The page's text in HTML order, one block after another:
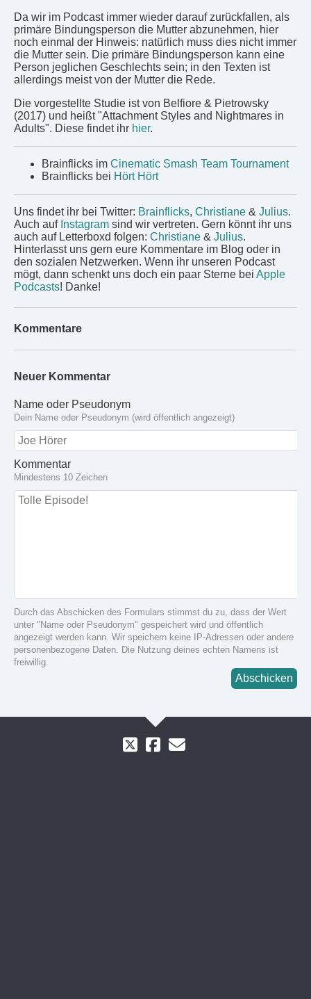
Da wir im Podcast immer wieder darauf zurückfallen, als
primäre Bindungsperson die Mutter abzunehmen, hier
noch einmal der Hinweis: natürlich muss dies nicht immer
die Mutter sein. Die primäre Bindungsperson kann eine
Person jeglichen Geschlechts sein; in den Texten ist
allerdings meist von der Mutter die Rede.
Die vorgestellte Studie ist von Belfiore & Pietrowsky
(2017) und heißt "Attachment Styles and Nightmares in
Adults". Diese findet ihr hier.
Brainflicks im Cinematic Smash Team Tournament
Brainflicks bei Hört Hört
Uns findet ihr bei Twitter: Brainflicks, Christiane & Julius.
Auch auf Instagram sind wir vertreten. Gern könnt ihr uns
auch auf Letterboxd folgen: Christiane & Julius.
Hinterlasst uns gern eure Kommentare im Blog oder in
den sozialen Netzwerken. Wenn ihr unseren Podcast
mögt, dann schenkt uns doch ein paar Sterne bei Apple
Podcasts! Danke!
Kommentare
Neuer Kommentar
Name oder Pseudonym
Dein Name oder Pseudonym (wird öffentlich angezeigt)
Kommentar
Mindestens 10 Zeichen
Durch das Abschicken des Formulars stimmst du zu, dass der Wert
unter "Name oder Pseudonym" gespeichert wird und öffentlich
angezeigt werden kann. Wir speichern keine IP-Adressen oder andere
personenbezogene Daten. Die Nutzung deines echten Namens ist
freiwillig.
Abschicken